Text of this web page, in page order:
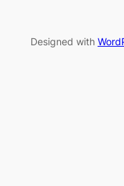
Designed with